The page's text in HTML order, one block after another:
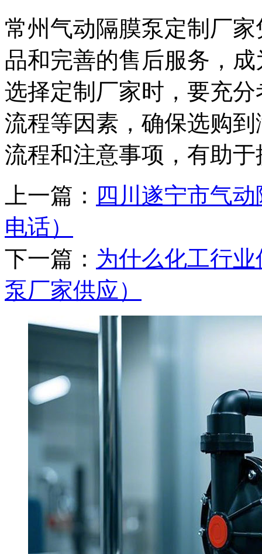
常州气动隔膜泵定制厂
品和完善的售后服务，
选择定制厂家时，要充
流程等因素，确保选购
流程和注意事项，有助
上一篇： 四川遂宁市气
电话）
下一篇： 为什么化工行
泵厂家供应）